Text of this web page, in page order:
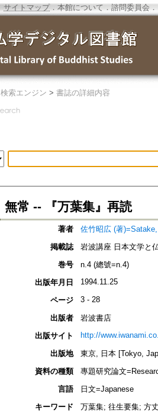
サイトマップ．本館について ． 諮問委員会 ．
検索エンジン > 書誌の詳細内容
無常 -- 『万葉集』再読
著者
佐竹昭広 (著
掲載誌
岩波講座 日本文学と
巻号
n.4 (總號=n.4)
出版年月日
1994.11.25
ページ 3 - 28
出版者
岩波書店
出版サイト
http://
出版地
東京, 日本 [Tokyo,
資料の種類
專題研究論文
言語
日文=Japanese
キーワード
万葉集; 往生要集; 方